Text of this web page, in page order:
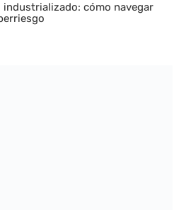
industrializado: cómo navegar